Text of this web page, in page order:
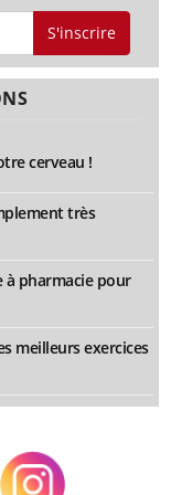
S'inscrire
cerveau !
très
à pharmacie pour
meilleurs exercices